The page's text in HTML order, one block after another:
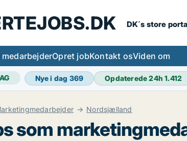
DK´s store
medarbejderOpret jobKontakt osViden om
Nye i dag 369 Opdaterede 24h1.412
Nordsjælland
som